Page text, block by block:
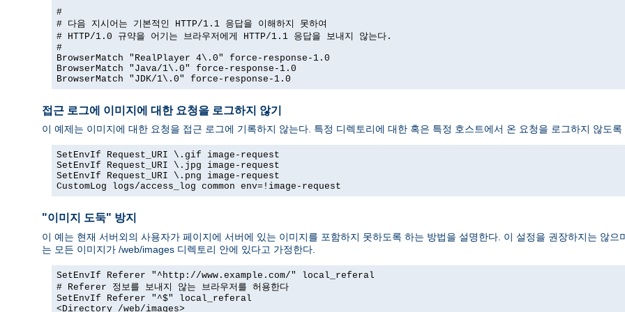
#
# 다음 지시어는 기본적인 HTTP/1.1 응답을 이해하지 못하여
# HTTP/1.0 규약을 어기는 브라우저에게 HTTP/1.1 응답을 보내지 않는다.
#
BrowserMatch "RealPlayer 4\.0" force-response-1.0
BrowserMatch "Java/1\.0" force-response-1.0
BrowserMatch "JDK/1\.0" force-response-1.0
접근 로그에 이미지에 대한 요청을 로그하지 않기
이 예제는 이미지에 대한 요청을 접근 로그에 기록하지 않는다. 특정 디렉토리에 대한 혹은 특정 호스트에서 온 요청을 로그하지 않도
SetEnvIf Request_URI \.gif image-request
SetEnvIf Request_URI \.jpg image-request
SetEnvIf Request_URI \.png image-request
CustomLog logs/access_log common env=!image-request
"이미지 도둑" 방지
이 예는 현재 서버외의 사용자가 페이지에 서버에 있는 이미지를 포함하지 못하도록 하는 방법을 설명한다. 이 설정을 권장하지는 않
는 모든 이미지가 /web/images 디렉토리 안에 있다고 가정한다.
SetEnvIf Referer "^http://www.example.com/" local_referal
# Referer 정보를 보내지 않는 브라우저를 허용한다
SetEnvIf Referer "^$" local_referal
<Directory /web/images>